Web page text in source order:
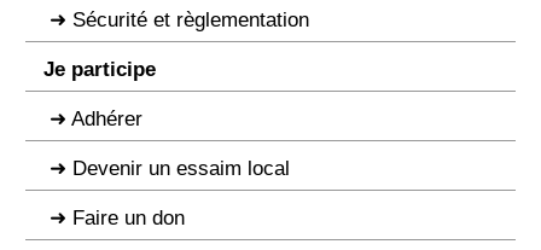
Sécurité et règlementation
Je participe
Adhérer
Devenir un essaim local
Faire un don